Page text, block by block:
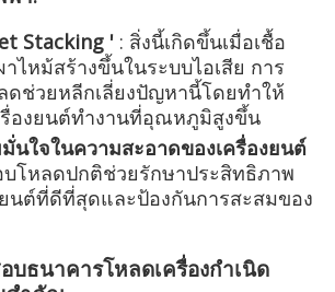
Stacking ' : สิ่งนี้เกิดขึ้นเมื่อเชื้อ
าไหม้สร้างขึ้นในระบบไอเสีย การ
ดช่วยหลีกเลี่ยงปัญหานี้โดยทำให้
รื่องยนต์ทำงานที่อุณหภูมิสูงขึ้น
นใจในความสะอาดของเครื่องยนต์
บโหลดปกติช่วยรักษาประสิทธิภาพ
นต์ที่ดีที่สุดและป้องกันการสะสมของ
บธนาคารโหลดเครื่องกำเนิด